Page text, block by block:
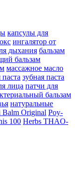
капсулы для
ингалятор от
дыхания бальзам
бальзам
массажное масло
паста зубная паста
лица патчи для
бальзам
натуральные
Balm Original Poy-
100 Herbs THAO-